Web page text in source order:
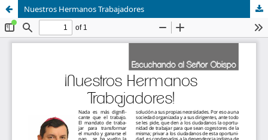
Nuestros Hermanos Trabajadores